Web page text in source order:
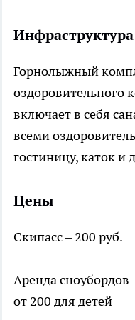
Инфраструктура
Горнолыжный
оздоровительного
включает в себя
всеми
гостиницу, каток и
Цены
Скипасс – 200 руб.
Аренда сноубордов
от 200 для детей